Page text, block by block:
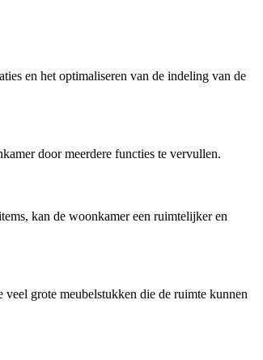
en het optimaliseren van de indeling van de
door meerdere functies te vervullen.
kan de woonkamer een ruimtelijker en
grote meubelstukken die de ruimte kunnen